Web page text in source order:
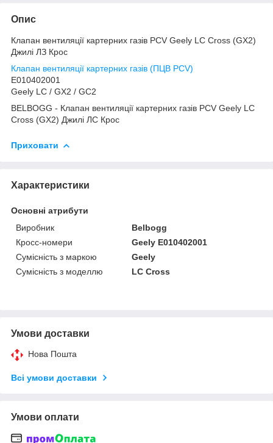
Опис
Клапан вентиляції картерних газів PCV Geely LC Cross (GX2)
Джилі ЛЗ Крос
Клапан вентиляції картерних газів (ПЦВ PCV)
E010402001
Geely LC / GХ2 / GC2
BELBOGG - Клапан вентиляції картерних газів PCV Geely LC
Cross (GX2) Джилі ЛС Крос
Приховати
Характеристики
Основні атрибути
Виробник
Belbogg
Кросс-номери
Geely E010402001
Сумісність з маркою
Geely
Сумісність з моделлю
LC Cross
Умови доставки
Нова Пошта
Всі умови доставки
Умови оплати